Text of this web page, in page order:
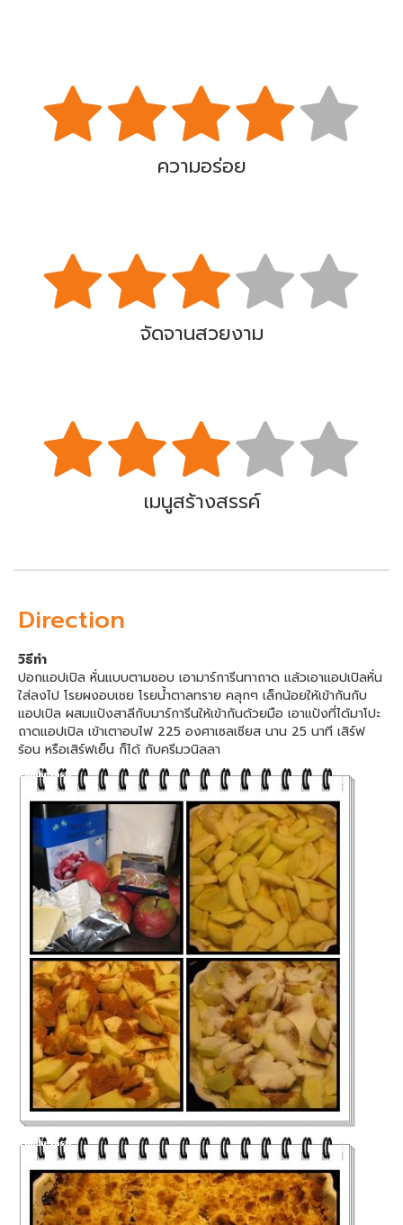
ความอร่อย
จัดจานสวยงาม
เมนูสร้างสรรค์
Direction
วิธีทำ
ปอกแอปเปิล หั่นแบบตามชอบ เอามาร์การีนทาถาด แล้วเอาแอปเปิลหั่น
ใส่ลงไป โรยผงอบเชย โรยน้ำตาลทราย คลุกๆ เล็กน้อยให้เข้ากันกับ
แอปเปิล ผสมแป้งสาลีกับมาร์การีนให้เข้ากันด้วยมือ เอาแป้งที่ได้มาโปะ
ถาดแอปเปิล เข้าเตาอบไฟ 225 องศาเซลเซียส นาน 25 นาที เสิร์ฟ
ร้อน หรือเสิร์ฟเย็น ก็ได้ กับครีมวนิลลา